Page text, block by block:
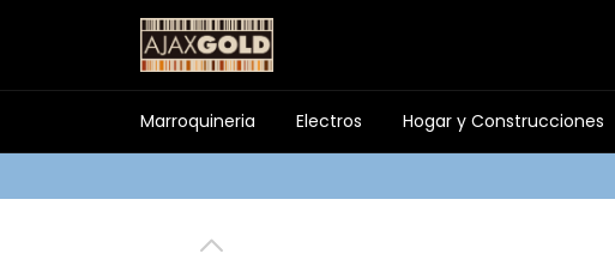
Marroquineria Electros Hogar y Construcciones